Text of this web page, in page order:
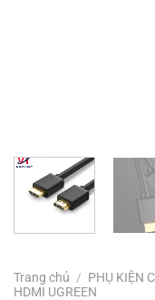
Trang chủ / PHỤ KIỆN
HDMI UGREEN